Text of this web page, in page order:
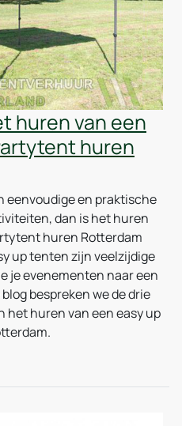
huren van een
huren
eenvoudige en praktische
dan is het huren
huren Rotterdam
up tenten zijn veelzijdige
je evenementen naar een
bespreken we de drie
het huren van een easy up